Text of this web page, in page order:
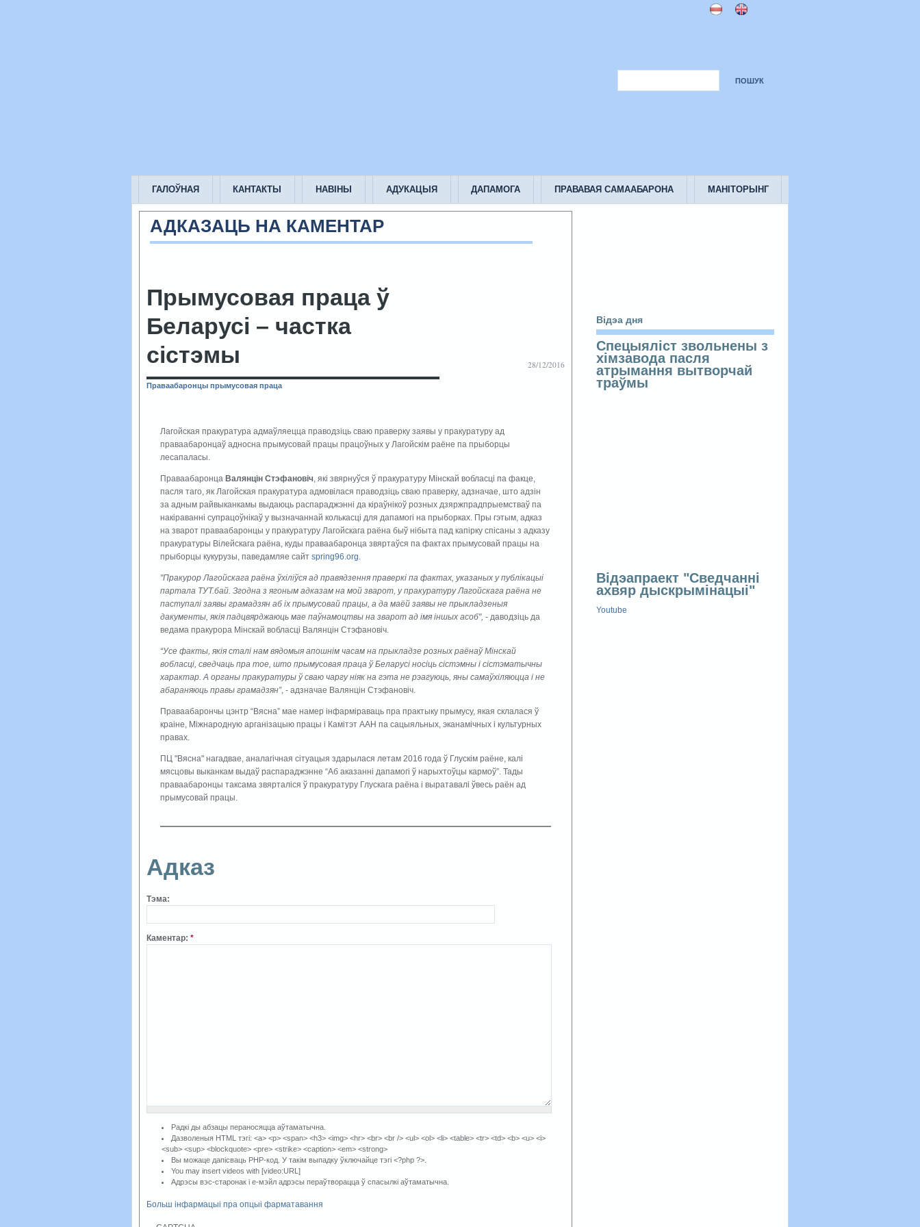
ГАЛОЎНАЯ КАНТАКТЫ НАВІНЫ АДУКАЦЫЯ ДАПАМОГА ПРАВАВАЯ САМААБАРОНА МАНІТОРЫНГ
АДКАЗАЦЬ НА КАМЕНТАР
Прымусовая праца ў
Беларусі – частка
сістэмы
28/12/2016
Праваабаронцы прымусовая праца
Лагойская пракуратура адмаўляецца праводзіць сваю праверку заявы у пракуратуру ад
праваабаронцаў адносна прымусовай працы працоўных у Лагойскім раёне па прыборцы
лесапаласы.
Праваабаронца Валянцін Стэфановіч , які звярнуўся ў пракуратуру Мінскай вобласці па факце,
пасля таго, як Лагойская пракуратура адмовілася праводзіць сваю праверку, адзначае, што адзін
за адным райвыканкамы выдаюць распараджэнні да кіраўнікоў розных дзяржпрадпрыемстваў па
накіраванні супрацоўнікаў у вызначаннай колькасці для дапамогі на прыборках. Пры гэтым, адказ
на зварот праваабаронцы у пракуратуру Лагойскага раёна быў нібыта пад капірку спісаны з адказу
пракуратуры Вілейскага раёна, куды праваабаронца звяртаўся па фактах прымусовай працы на
прыборцы кукурузы, паведамляе сайт spring96.org
"Пракурор Лагойскага раёна ўхіліўся ад правядзення праверкі па фактах, указаных у публікацыі
партала ТУТ.бай. Згодна з ягоным адказам на мой зварот, у пракуратуру Лагойскага раёна не
паступалі заявы грамадзян аб іх прымусовай працы, а да маёй заявы не прыкладзеныя
дакументы, якія падцвярджаюць мае паўнамоцтвы на зварот ад імя іншых асоб", - даводзіць да
ведама пракурора Мінскай вобласці Валянцін Стэфановіч.
“Усе факты, якія сталі нам вядомыя апошнім часам на прыкладзе розных раёнаў Мінскай
вобласці, сведчаць пра тое, што прымусовая праца ў Беларусі носіць сістэмны і сістэматычны
характар. А органы пракуратуры ў сваю чаргу ніяк на гэта не рэагуюць, яны самаўхіляюцца і не
абараняюць правы грамадзян”, - адзначае Валянцін Стэфановіч.
Праваабарончы цэнтр “Вясна” мае намер інфарміраваць пра практыку прымусу, якая склалася ў
краіне, Міжнародную арганізацыю працы і Камітэт ААН па сацыяльных, эканамічных і культурных
правах.
ПЦ "Вясна" нагадвае, аналагічная сітуацыя здарылася летам 2016 года ў Глускім раёне, калі
мясцовы выканкам выдаў распараджэнне “Аб аказанні дапамогі ў нарыхтоўцы кармоў”. Тады
праваабаронцы таксама звярталіся ў пракуратуру Глускага раёна і выратавалі ўвесь раён ад
прымусовай працы.
Адказ
Тэма:
Каментар: *
Радкі ды абзацы пераносяцца аўтаматычна.
Дазволеныя HTML тэгі: <a> <p> <span> <h3> <img> <hr> <br> <br /> <ul> <ol> <li> <table> <tr> <td> <b> <u> <i>
<sub> <sup> <blockquote> <pre> <strike> <caption> <em> <strong>
Вы можаце дапісваць PHP-код. У такім выпадку ўключайце тэгі <?php ?>.
You may insert videos with [video:URL]
Адрэсы вэс-старонак і е-мэйл адрэсы пераўтворацца ў спасылкі аўтаматычна.
Больш інфармацыі пра опцыі фарматавання
Відэа дня
Спецыяліст звольнены з
хімзавода пасля
атрымання вытворчай
траўмы
Відэапраект "Сведчанні
ахвяр дыскрымінацыі"
Youtube